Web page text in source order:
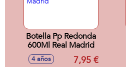
Botella Pp Redonda
600Ml Real Madrid
4 años 7,95 €